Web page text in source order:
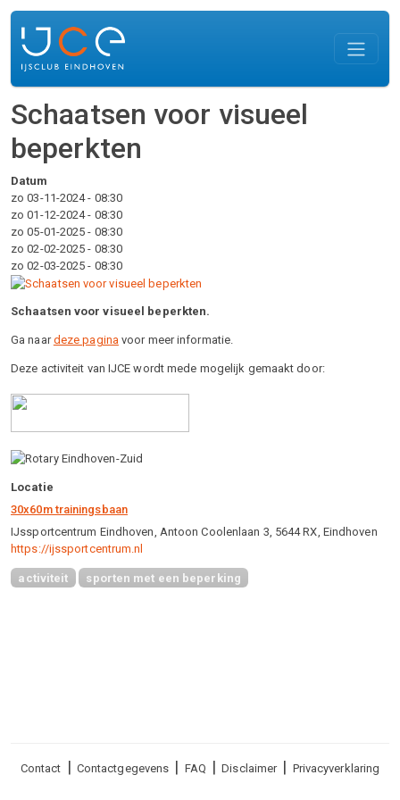
Overslaan en naar de inhoud gaan
Schaatsen voor visueel
beperkten
Datum
zo 03-11-2024 - 08:30
zo 01-12-2024 - 08:30
zo 05-01-2025 - 08:30
zo 02-02-2025 - 08:30
zo 02-03-2025 - 08:30
Schaatsen voor visueel beperkten.
Ga naardeze paginavoor meer informatie.
Deze activiteit van IJCE wordt mede mogelijk gemaakt door:
Locatie
30x60m trainingsbaan
IJssportcentrum Eindhoven, Antoon Coolenlaan 3, 5644 RX, Eindhoven
https://ijssportcentrum.nl
activiteit sporten met een beperking
Voet
Contact Contactgegevens FAQ Disclaimer Privacyverklaring